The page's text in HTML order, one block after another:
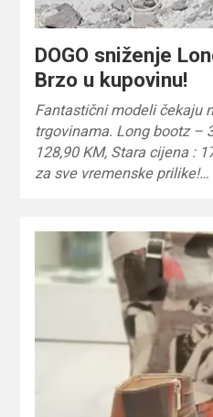
DOGO sniženje
Brzo u kupovinu!
Fantastični modeli čekaju
trgovinama. Long bootz –
128,90 KM, Stara cijena :
za sve vremenske prilike!…